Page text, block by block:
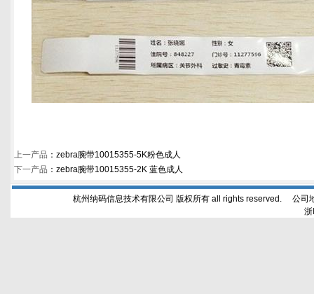
上一产品 ： zebra腕带10015355-5K粉色成人
下一产品 ： zebra腕带10015355-2K 蓝色成人
杭州纳码信息技术有限公司 版权所有 all rights reserved. 公司